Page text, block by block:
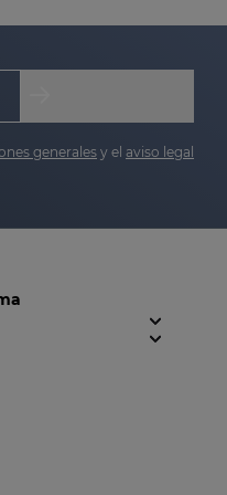
generales y el aviso legal